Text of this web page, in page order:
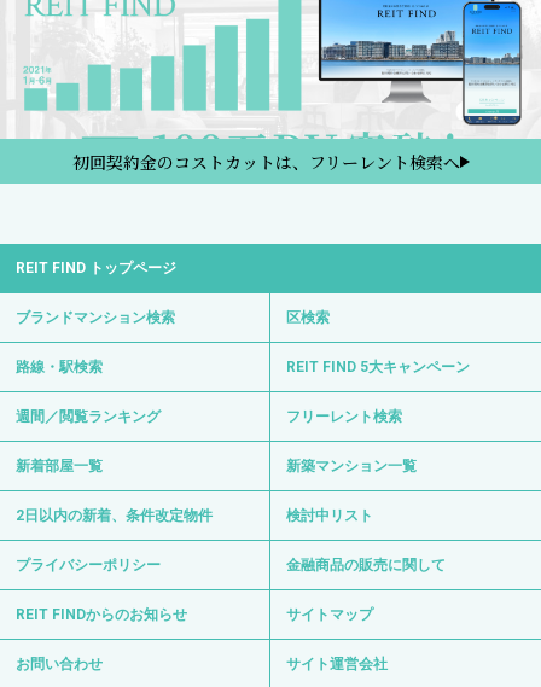
初回契約金のコストカットは、フリーレント検索へ
REIT FIND トップページ
ブランドマンション検索 区検索
路線・駅検索 REIT FIND 5大キャンペーン
週間／閲覧ランキング フリーレント検索
新着部屋一覧 新築マンション一覧
2日以内の新着、条件改定物件 検討中リスト
プライバシーポリシー 金融商品の販売に関して
REIT FINDからのお知らせ サイトマップ
お問い合わせ サイト運営会社